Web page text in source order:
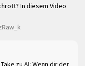
In diesem Video
zu AI: Wenn dir der